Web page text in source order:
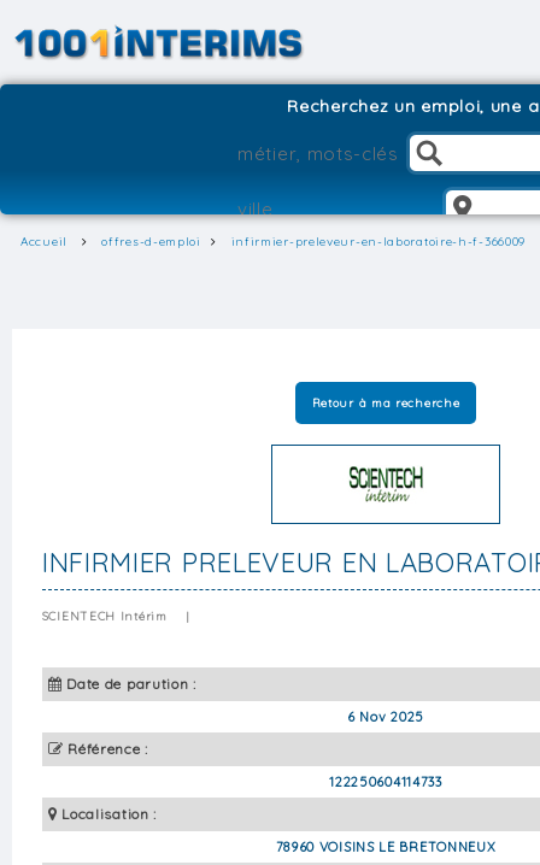
Recherchez un emploi, une
Accueil offres-d-emploi infirmier-preleveur-en-laboratoire-h-f-366009
Retour à ma recherche
INFIRMIER PRELEVEUR EN
SCIENTECH Intérim |
Date de parution :
6 Nov 2025
Référence :
122250604114733
Localisation :
78960 VOISINS LE BRETONNEUX